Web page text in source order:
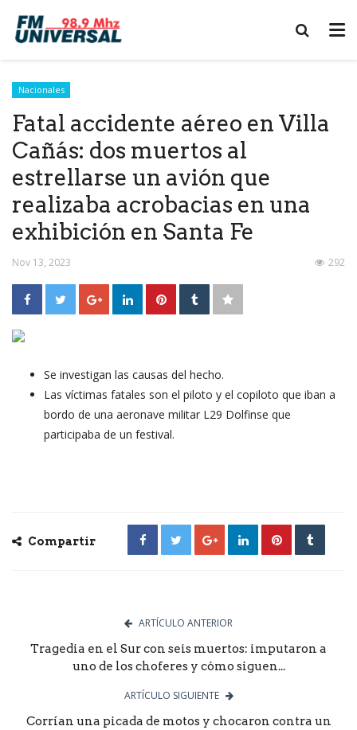
Nacionales
Fatal accidente aéreo en Villa
Cañás: dos muertos al
estrellarse un avión que
realizaba acrobacias en una
exhibición en Santa Fe
Nov 13, 2023 292
Se investigan las causas del hecho.
Las víctimas fatales son el piloto y el copiloto que iban a
bordo de una aeronave militar L29 Dolfinse que
participaba de un festival.
Compartir
ARTÍCULO ANTERIOR
Tragedia en el Sur con seis muertos: imputaron a
uno de los choferes y cómo siguen...
ARTÍCULO SIGUIENTE
Corrían una picada de motos y chocaron contra un